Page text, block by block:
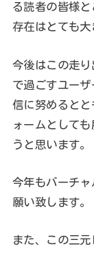
る読者の皆様
存在はとても大
今後はこの走り
で過ごすユー
信に努めると
ォームとして
うと思います。
今年もバーチ
願い致します。
また、この三